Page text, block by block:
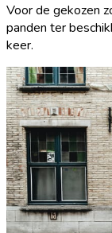
Voor de gekozen
panden ter
keer.